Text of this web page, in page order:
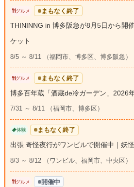
グルメ まもなく終了
THININNG in 博多阪急が8月5日から開
ケット
8/5 ～ 8/11 （福岡市、博多区、博多阪急）
グルメ まもなく終了
博多百年蔵「酒蔵de冷ガーデン」2026
7/31 ～ 8/11 （福岡市、博多区）
体験 まもなく終了
出張 奇怪夜行がワンビルで開催中｜妖
8/3 ～ 8/12 （ワンビル、福岡市、中央区）
グルメ 開催中